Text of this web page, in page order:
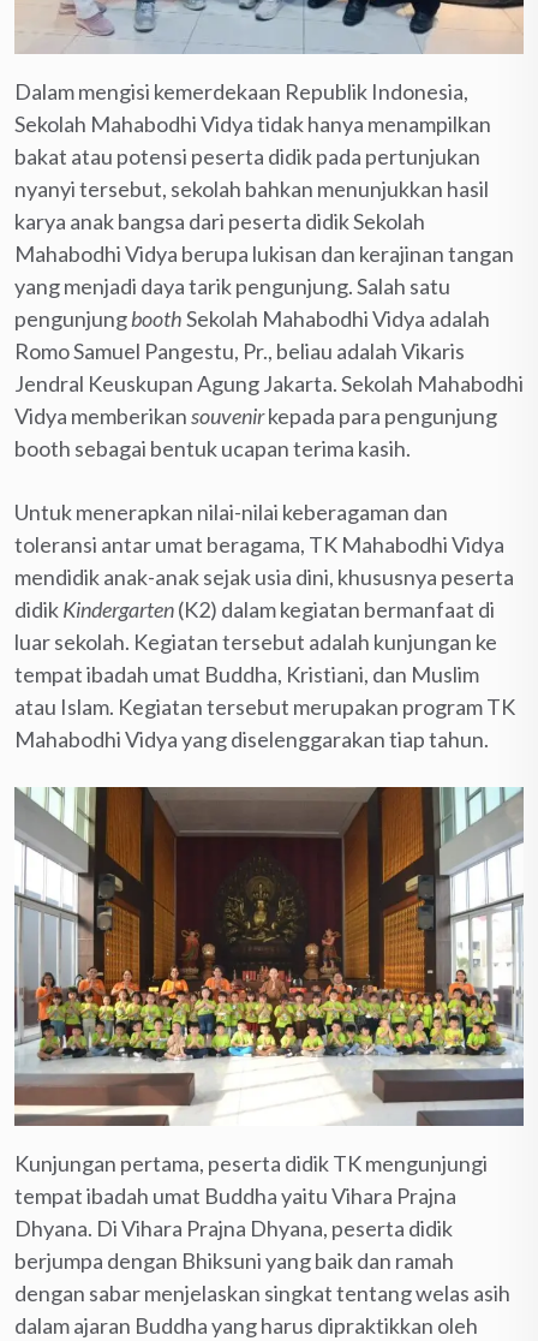
Dalam mengisi kemerdekaan Republik Indonesia,
Sekolah Mahabodhi Vidya tidak hanya menampilkan
bakat atau potensi peserta didik pada pertunjukan
nyanyi tersebut, sekolah bahkan menunjukkan hasil
karya anak bangsa dari peserta didik Sekolah
Mahabodhi Vidya berupa lukisan dan kerajinan tangan
yang menjadi daya tarik pengunjung. Salah satu
pengunjungboothSekolah Mahabodhi Vidya adalah
Romo Samuel Pangestu, Pr., beliau adalah Vikaris
Jendral Keuskupan Agung Jakarta. Sekolah Mahabodhi
Vidya memberikansouvenirkepada para pengunjung
booth sebagai bentuk ucapan terima kasih.
Untuk menerapkan nilai-nilai keberagaman dan
toleransi antar umat beragama, TK Mahabodhi Vidya
mendidik anak-anak sejak usia dini, khususnya peserta
didikKindergarten(K2) dalam kegiatan bermanfaat di
luar sekolah. Kegiatan tersebut adalah kunjungan ke
tempat ibadah umat Buddha, Kristiani, dan Muslim
atau Islam. Kegiatan tersebut merupakan program TK
Mahabodhi Vidya yang diselenggarakan tiap tahun.
Kunjungan pertama, peserta didik TK mengunjungi
tempat ibadah umat Buddha yaitu Vihara Prajna
Dhyana. Di Vihara Prajna Dhyana, peserta didik
berjumpa dengan Bhiksuni yang baik dan ramah
dengan sabar menjelaskan singkat tentang welas asih
dalam ajaran Buddha yang harus dipraktikkan oleh